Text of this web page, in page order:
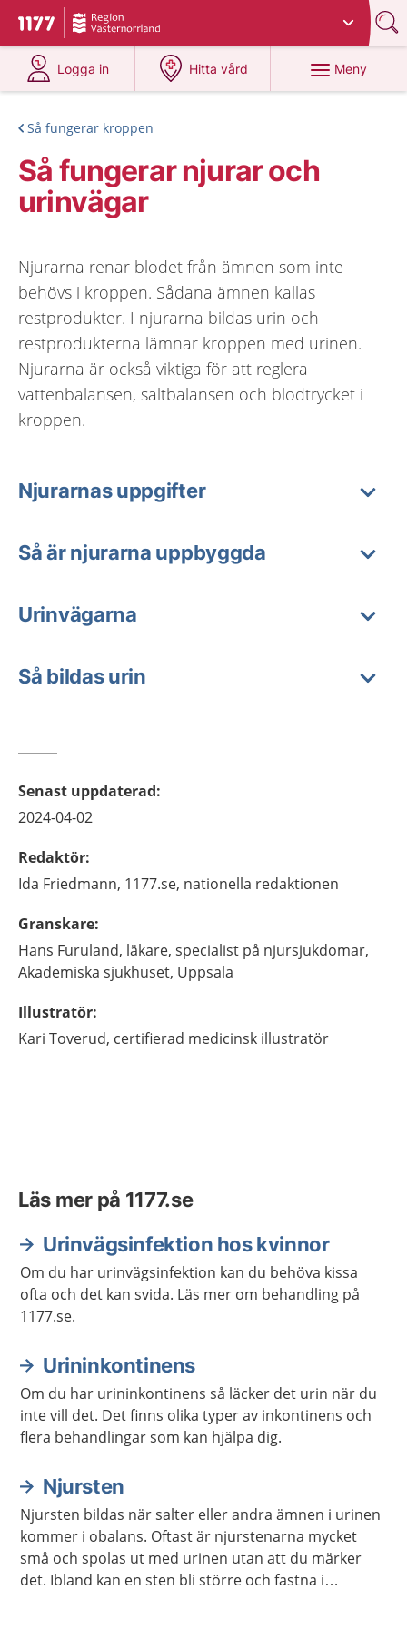
Till startsidan för 1177
Du har valt region
Logga in
på 1177.se
Hitta vård
på 1177.se
Meny
Så fungerar kroppen
Så fungerar njurar och
urinvägar
Njurarna renar blodet från ämnen som inte
behövs i kroppen. Sådana ämnen kallas
restprodukter. I njurarna bildas urin och
restprodukterna lämnar kroppen med urinen.
Njurarna är också viktiga för att reglera
vattenbalansen, saltbalansen och blodtrycket i
kroppen.
Njurarnas uppgifter
Så är njurarna uppbyggda
Urinvägarna
Så bildas urin
Senast uppdaterad:
2024-04-02
Redaktör:
Ida Friedmann, 1177.se, nationella redaktionen
Granskare:
Hans Furuland, läkare, specialist på njursjukdomar,
Akademiska sjukhuset, Uppsala
Illustratör:
Kari Toverud, certifierad medicinsk illustratör
Läs mer på 1177.se
Urinvägsinfektion hos kvinnor
Om du har urinvägsinfektion kan du behöva kissa
ofta och det kan svida. Läs mer om behandling på
1177.se.
Urininkontinens
Om du har urininkontinens så läcker det urin när du
inte vill det. Det finns olika typer av inkontinens och
flera behandlingar som kan hjälpa dig.
Njursten
Njursten bildas när salter eller andra ämnen i urinen
kommer i obalans. Oftast är njurstenarna mycket
små och spolas ut med urinen utan att du märker
det. Ibland kan en sten bli större och fastna i